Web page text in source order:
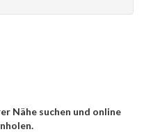
Nähe suchen und online